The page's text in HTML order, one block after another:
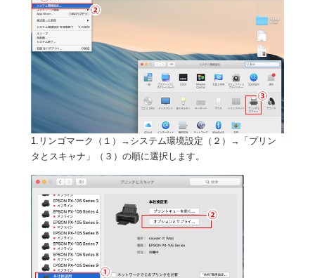
1.リンゴマーク（１）→システム環境設定（２）→「プリン
タとスキャナ」（３）の順に選択します。